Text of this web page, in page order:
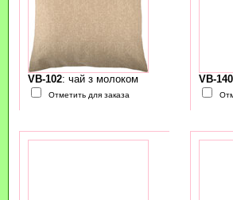
VB-102: чай з молоком
Отметить для заказа
VB-140